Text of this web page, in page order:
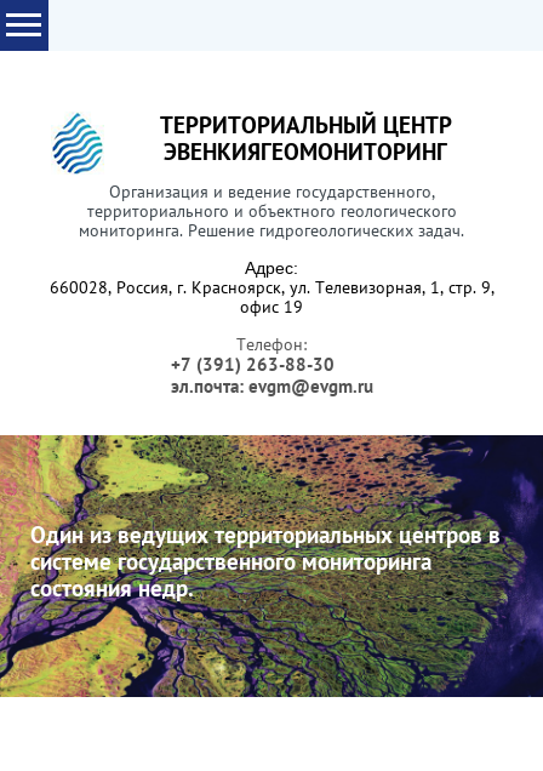
ТЕРРИТОРИАЛЬНЫЙ ЦЕНТР
ЭВЕНКИЯГЕОМОНИТОРИНГ
Организация и ведение государственного,
территориального и объектного геологического
мониторинга. Решение гидрогеологических задач.
Адрес:
660028, Россия, г. Красноярск, ул. Телевизорная, 1, стр. 9,
офис 19
Телефон:
+7 (391) 263-88-30
эл.почта: evgm@evgm.ru
Один из ведущих территориальных центров в
системе государственного мониторинга
состояния недр.